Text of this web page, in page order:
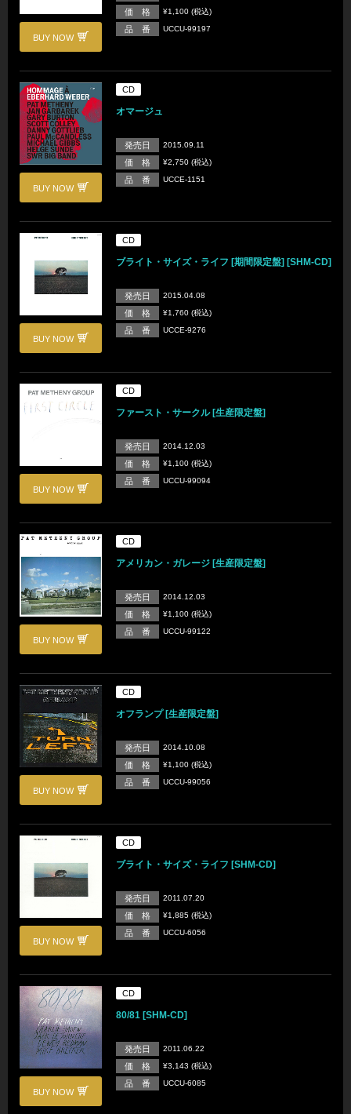
BUY NOW
価 格 ¥1,100 (税込)
品 番 UCCU-99197
BUY NOW
CD
オマージュ
発売日 2015.09.11
価 格 ¥2,750 (税込)
品 番 UCCE-1151
BUY NOW
CD
ブライト・サイズ・ライフ [期間限定盤] [SHM-CD]
発売日 2015.04.08
価 格 ¥1,760 (税込)
品 番 UCCE-9276
BUY NOW
CD
ファースト・サークル [生産限定盤]
発売日 2014.12.03
価 格 ¥1,100 (税込)
品 番 UCCU-99094
BUY NOW
CD
アメリカン・ガレージ [生産限定盤]
発売日 2014.12.03
価 格 ¥1,100 (税込)
品 番 UCCU-99122
BUY NOW
CD
オフランプ [生産限定盤]
発売日 2014.10.08
価 格 ¥1,100 (税込)
品 番 UCCU-99056
BUY NOW
CD
ブライト・サイズ・ライフ [SHM-CD]
発売日 2011.07.20
価 格 ¥1,885 (税込)
品 番 UCCU-6056
BUY NOW
CD
80/81 [SHM-CD]
発売日 2011.06.22
価 格 ¥3,143 (税込)
品 番 UCCU-6085